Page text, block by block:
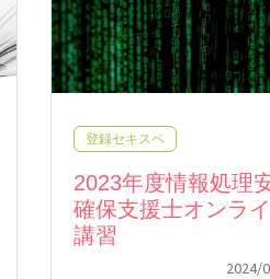
登録セキスペ
2023年度情報処理
確保支援士オンラ
講習
2024/